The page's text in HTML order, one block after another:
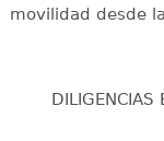
movilidad desde
DILIGENCIAS